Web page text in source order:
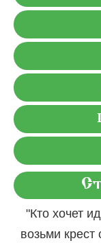
"Кто хочет
возьми